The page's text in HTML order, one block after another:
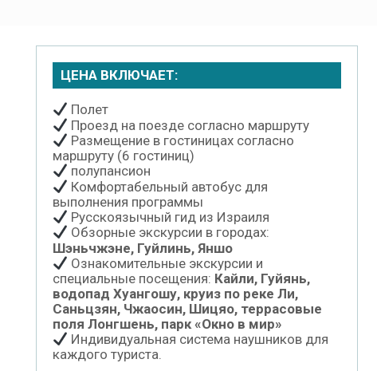
ЦЕНА ВКЛЮЧАЕТ:
Полет
Проезд на поезде согласно маршруту
Размещение в гостиницах согласно
маршруту (6 гостиниц)
полупансион
Комфортабельный автобус для
выполнения программы
Русскоязычный гид из Израиля
Обзорные экскурсии в городах:
Шэньчжэне, Гуйлинь, Яншо
Ознакомительные экскурсии и
специальные посещения: Кайли, Гуйянь,
водопад Хуангошу, круиз по реке Ли,
Саньцзян, Чжаосин, Шицяо, террасовые
поля Лонгшень, парк «Окно в мир»
Индивидуальная система наушников для
каждого туриста.